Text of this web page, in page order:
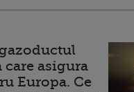
asigura
Europa. Ce